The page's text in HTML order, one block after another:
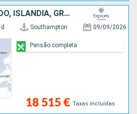
IRLANDA, REINO UNIDO, ISLÂNDIA, GROENLANDIA, CANADÁ, ESTADOS UNIDOS
Southampton 09/09/2026
18 515 € Taxas incluídas
Pensão completa